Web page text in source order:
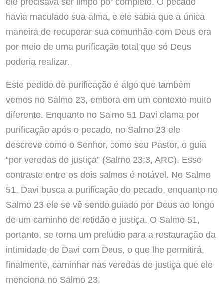
havia maculado sua alma, e ele sabia que a única
maneira de recuperar sua comunhão com Deus era
por meio de uma purificação total que só Deus
poderia realizar.
Este pedido de purificação é algo que também
vemos no Salmo 23, embora em um contexto muito
diferente. Enquanto no Salmo 51 Davi clama por
purificação após o pecado, no Salmo 23 ele
descreve como o Senhor, como seu Pastor, o guia
“por veredas de justiça” (Salmo 23:3, ARC). Esse
contraste entre os dois salmos é notável. No Salmo
51, Davi busca a purificação do pecado, enquanto no
Salmo 23 ele se vê sendo guiado por Deus ao longo
de um caminho de retidão e justiça. O Salmo 51,
portanto, se torna um prelúdio para a restauração da
intimidade de Davi com Deus, o que lhe permitirá,
finalmente, caminhar nas veredas de justiça que ele
menciona no Salmo 23.